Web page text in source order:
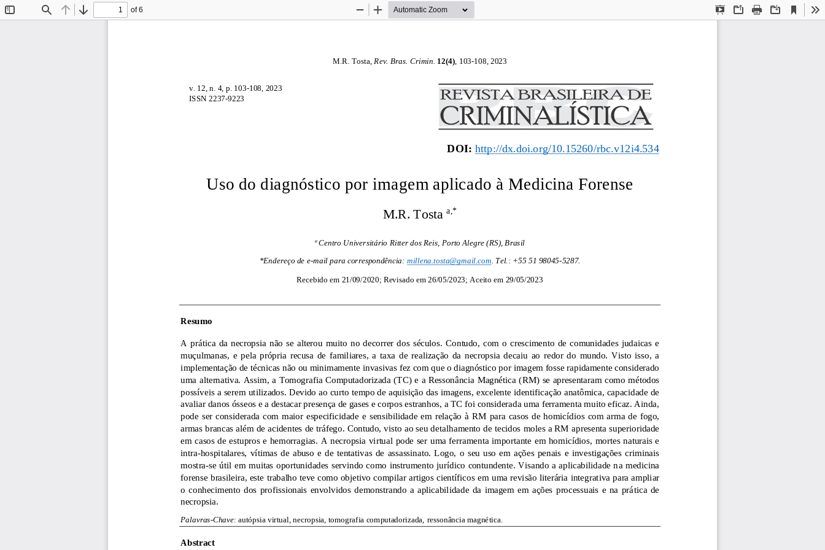
Find Previous
Next
of 6
Presentation
OpenPrint Download
Current
View
Zoom
Zoom
M.R. Tosta Rev. Bras. Crimin. 12(4) 103-108 , 2023
DOI: http://dx.doi.org/10.15260/rbc.v12i4. 534
Uso do diagnóstico por imagem aplicado à Medicina Forense
M.R. Tosta a,*
a Centro Universitário Ritter dos Reis, Porto Alegre (RS), Brasil
*Endereço de e-mail para correspondência: millena.tosta@gmail.com Tel.: +55 51 98045-5287.
Recebido em 21/09/2020; Revisado em 26/05/2023; Aceito em 29/05/2023
Resumo
A  prática  da  necropsia não  se  alterou  muito  no  decorrer  dos  séculos.  Contudo,  com  o  crescimento  de  comunidades  judaicas  e
muçulmanas,  e  pela  própria  recusa  de  familiares,  a  taxa  de  realização  da  necropsia  decaiu  ao  redor  do  mundo.  Visto  isso,  a
implementação de técnicas não ou minimamente invasivas fez com que o diagnóstico por imagem fosse rapidamente considerado
uma alternativa. Assim, a Tomografia Computadorizada (TC) e a Ressonância Magnética (RM) se apresentaram como métodos
possíveis a serem utilizados. Devido ao curto tempo de aquisição das imagens, excelente identificação anatômica, capacidade de
avaliar danos ósseos e a destacar presença de gases e corpos estranhos, a TC foi considerada uma ferramenta muito eficaz. Ainda,
pode  ser  considerada  com  maior  especificidade e  sensibilidade  em  relação  à RM para  casos  de  homicídios  com  arma  de  fogo,
armas brancas além de acidentes de tráfego. Contudo, visto ao seu detalhamento de tecidos moles a RM apresenta superioridade
em casos de estupros e hemorragias. A necropsia virtual pode ser uma ferramenta importante em homicídios, mortes naturais e
intra-hospitalares,  vítimas  de  abuso  e  de  tentativas  de  assassinato.  Logo, o  seu  uso  em  ações  penais  e  investigações  criminais
mostra-se útil em muitas oportunidades servindo como instrumento jurídico contundente. Visando a aplicabilidade na medicina
forense brasileira, este trabalho teve como objetivo compilar artigos científicos em uma revisão literária integrativa para ampliar
o  conhecimento  dos  profissionais  envolvidos  demonstrando  a  aplicabilidade  da  imagem  em  ações  processuais  e  na  prática  de
necropsia.
Palavras-Chave: autópsia virtual, necropsia, tomografia computadorizada, ressonância magnética.
Abstract
v. 12 , n. 4, p. 103-108 , 2023
ISSN 2237-9223